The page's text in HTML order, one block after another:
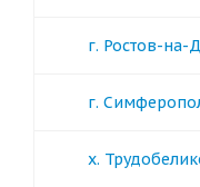
г. Ростов-на-
г.
х.